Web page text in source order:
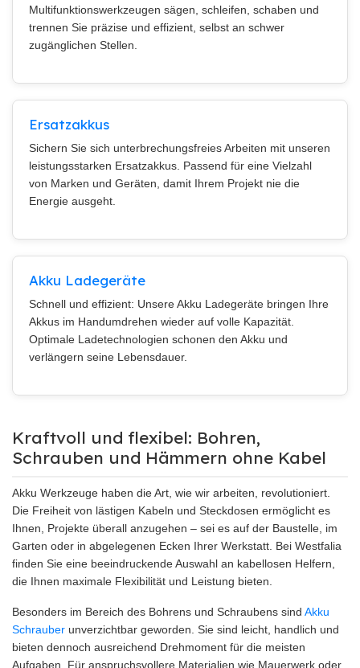
Multifunktionswerkzeugen sägen, schleifen, schaben und
trennen Sie präzise und effizient, selbst an schwer
zugänglichen Stellen.
Ersatzakkus
Sichern Sie sich unterbrechungsfreies Arbeiten mit unseren
leistungsstarken Ersatzakkus. Passend für eine Vielzahl
von Marken und Geräten, damit Ihrem Projekt nie die
Energie ausgeht.
Akku Ladegeräte
Schnell und effizient: Unsere Akku Ladegeräte bringen Ihre
Akkus im Handumdrehen wieder auf volle Kapazität.
Optimale Ladetechnologien schonen den Akku und
verlängern seine Lebensdauer.
Kraftvoll und flexibel: Bohren,
Schrauben und Hämmern ohne Kabel
Akku Werkzeuge haben die Art, wie wir arbeiten, revolutioniert.
Die Freiheit von lästigen Kabeln und Steckdosen ermöglicht es
Ihnen, Projekte überall anzugehen – sei es auf der Baustelle, im
Garten oder in abgelegenen Ecken Ihrer Werkstatt. Bei Westfalia
finden Sie eine beeindruckende Auswahl an kabellosen Helfern,
die Ihnen maximale Flexibilität und Leistung bieten.
Besonders im Bereich des Bohrens und Schraubens sind Akku
Schrauber unverzichtbar geworden. Sie sind leicht, handlich und
bieten dennoch ausreichend Drehmoment für die meisten
Aufgaben. Für anspruchsvollere Materialien wie Mauerwerk oder